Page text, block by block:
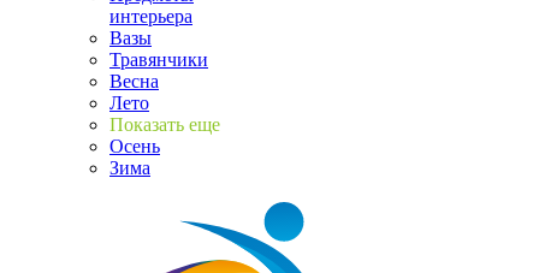
интерьера
Вазы
Травянчики
Весна
Лето
Показать еще
Осень
Зима